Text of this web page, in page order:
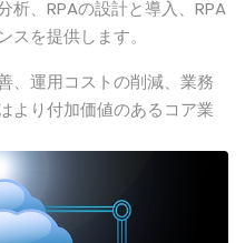
析、RPAの設計と導入、RPA
スを提供します。
、運用コストの削減、業務
より付加価値のあるコア業